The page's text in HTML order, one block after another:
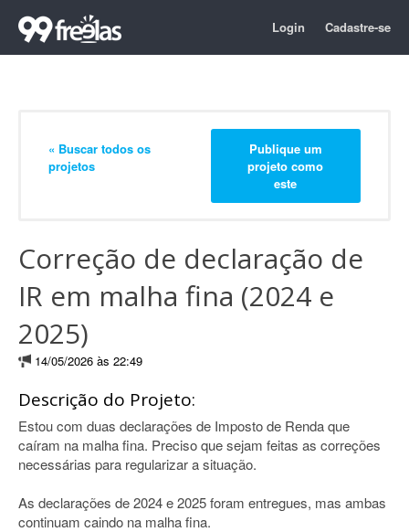
Login Cadastre-se
« Buscar todos os
projetos
Publique um
projeto como
este
Correção de declaração de
IR em malha fina (2024 e
2025)
14/05/2026 às 22:49
Descrição do Projeto:
Estou com duas declarações de Imposto de Renda que
caíram na malha fina. Preciso que sejam feitas as correções
necessárias para regularizar a situação.
As declarações de 2024 e 2025 foram entregues, mas ambas
continuam caindo na malha fina.